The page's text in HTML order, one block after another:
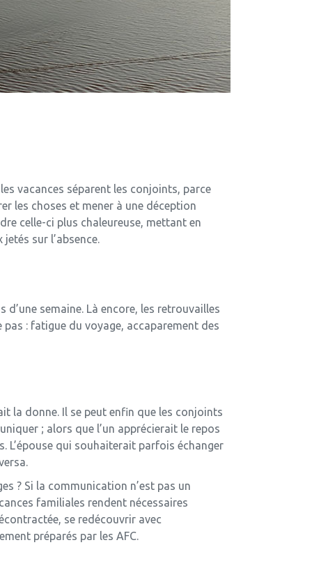
vacances séparent les conjoints, parce
les choses et mener à une déception
celle-ci plus chaleureuse, mettant en
sur l’absence.
d’une semaine. Là encore, les retrouvailles
: fatigue du voyage, accaparement des
la donne. Il se peut enfin que les conjoints
; alors que l’un apprécierait le repos
L’épouse qui souhaiterait parfois échanger
? Si la communication n’est pas un
familiales rendent nécessaires
se redécouvrir avec
préparés par les AFC.